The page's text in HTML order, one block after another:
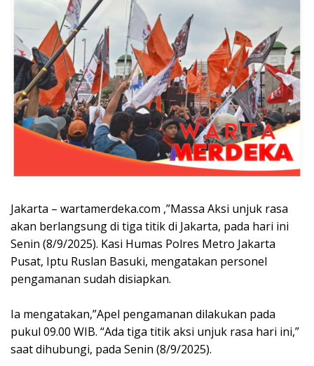
Jakarta – wartamerdeka.com ,”Massa Aksi unjuk rasa
akan berlangsung di tiga titik di Jakarta, pada hari ini
Senin (8/9/2025). Kasi Humas Polres Metro Jakarta
Pusat, Iptu Ruslan Basuki, mengatakan personel
pengamanan sudah disiapkan.
‎Ia mengatakan,”Apel pengamanan dilakukan pada
pukul 09.00 WIB. “Ada tiga titik aksi unjuk rasa hari ini,”
saat dihubungi, pada Senin (8/9/2025).